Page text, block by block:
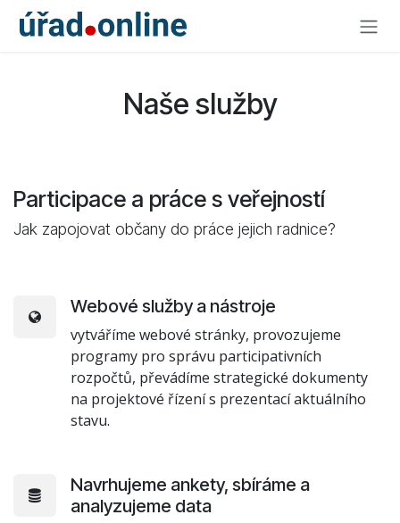
Skip to Content
Naše služby
Participace a práce s veřejností
Jak zapojovat občany do práce jejich radnice?
Webové služby a nástroje
vytváříme webové stránky, provozujeme
programy pro správu participativních
rozpočtů, převádíme strategické dokumenty
na projektové řízení s prezentací aktuálního
stavu.
Navrhujeme ankety, sbíráme a
analyzujeme data